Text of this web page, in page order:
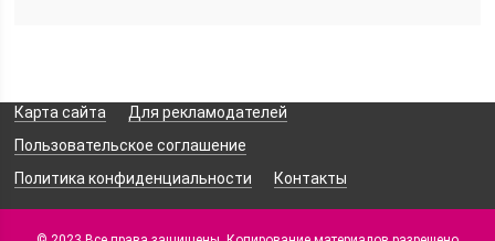
Карта сайта
Для рекламодателей
Пользовательское соглашение
Политика конфиденциальности
Контакты